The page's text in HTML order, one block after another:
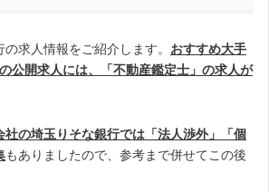
求人情報をご紹介します。 おすすめ大手
公開求人には、「不動産鑑定士」の求人が
社の埼玉りそな銀行では「法人渉外」「個
もありましたので、参考まで併せてこの後